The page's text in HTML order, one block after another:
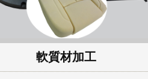
軟質材加工